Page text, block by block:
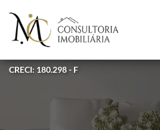
CRECI: 180.298 - F